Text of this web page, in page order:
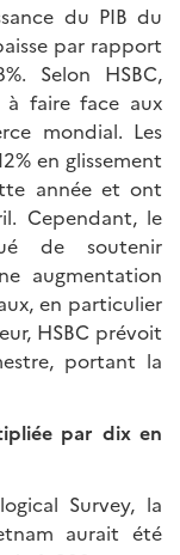
du PIB du
par rapport
Selon HSBC,
à faire face aux
mondial. Les
en glissement
année et ont
Cependant, le
de soutenir
augmentation
en particulier
HSBC prévoit
portant la
par dix en
Survey, la
aurait été